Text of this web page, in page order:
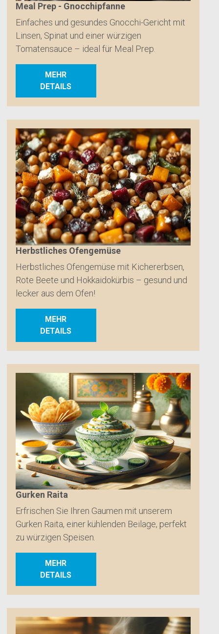
Meal Prep - Gnocchipfanne
Einfaches und gesundes Gnocchi-Gericht mit
Linsen, Spinat und einer würzigen
Tomatensauce – ideal für Meal Prep.
MEHR
DETAILS
Herbstliches Ofengemüse
Herbstliches Ofengemüse mit Kichererbsen,
Rote Beete und Hokkaidokürbis – gesund und
lecker aus dem Ofen!
MEHR
DETAILS
Gurken Raita
Erfrischen Sie Ihren Gaumen mit unserem
Gurken Raita, einer kühlenden Beilage, perfekt
zu würzigen Speisen.
MEHR
DETAILS